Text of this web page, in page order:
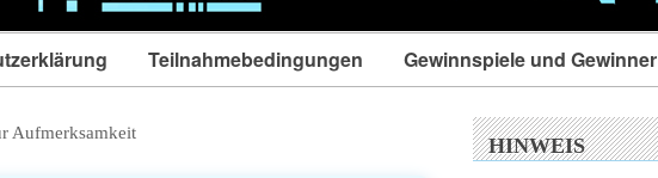
Teilnahmebedingungen Gewinnspiele und Gewinner
Aufmerksamkeit
HINWEIS